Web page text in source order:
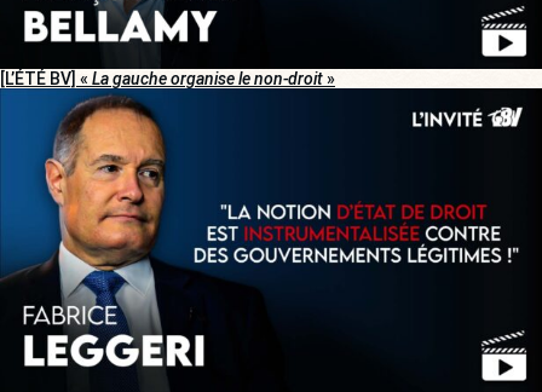
[L’ÉTÉ BV] « La gauche organise le non-droit»